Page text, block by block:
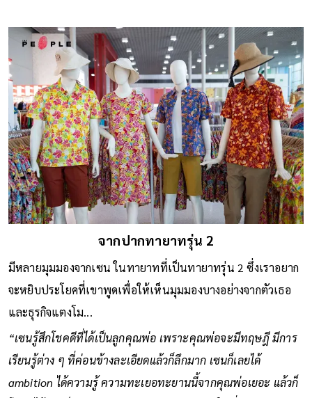
จากปากทายาทรุ่น 2
มีหลายมุมมองจากเซน ในทายาทที่เป็นทายาทรุ่น 2 ซึ่งเราอยาก
จะหยิบประโยคที่เขาพูดเพื่อให้เห็นมุมมองบางอย่างจากตัวเธอ
และธุรกิจแตงโม...
“เซนรู้สึกโชคดีที่ได้เป็นลูกคุณพ่อ เพราะคุณพ่อจะมีทฤษฎี มีการ
เรียนรู้ต่าง ๆ ที่ค่อนข้างละเอียดแล้วก็ลึกมาก เซนก็เลยได้
ambition ได้ความรู้ ความทะเยอทะยานนี้จากคุณพ่อเยอะ แล้วก็